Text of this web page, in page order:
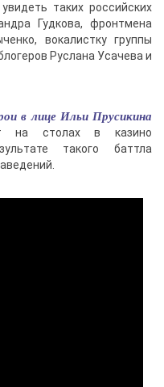
таких российских
Гудкова, фронтмена
вокалистку группы
Руслана Усачева и
в лице Ильи Прусикина
на столах в казино
такого баттла